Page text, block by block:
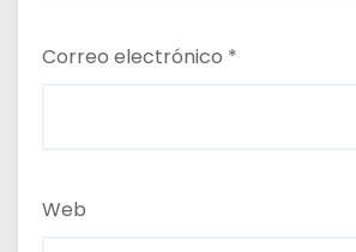
Correo electrónico *
Web